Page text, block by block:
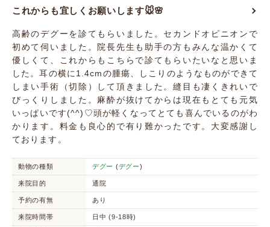
これからも宜しくお願いします🐭🌸
高齢のデグーを診てもらいました。セカンドオピニオンで
初めて伺いました。院長先生も助手の方もみんな温かくて
優しくて、これからもこちらで診てもらいたいなと思いま
した。耳の横に1.4cmの腫瘍、しこりのようなものができて
しまい手術（切除）して頂きました。縫目も凄くきれいで
びっくりしました。麻酔が抜けてからは現在もとても元気
いっぱいです(^^)♡頭が軽くなってとても喜んでいるのがわ
かります。料金も良心的で有り難かったです。大変感謝し
ております。
動物の種類 デグー (デグー)
来院目的 通院
予約の有無 あり
来院時間帯 日中 (9-18時)